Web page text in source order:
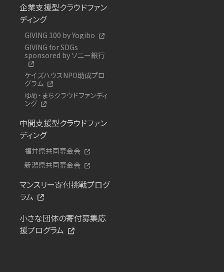
企業支援型クラウドファン
ディング
GIVING 100 by Yogibo
GIVING for SDGs
sponsored by ソニー銀行
ケイズハウスNPO助成プロ
グラム
ゆめ・まちクラウドファンディ
ング
中間支援型クラウドファン
ディング
福井県共同募金会
新潟県共同募金会
マンスリー寄付挑戦プログ
ラム
小さな団体の寄付募集応
援プログラム